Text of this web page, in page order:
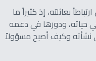
بعائلته، إذ كثيراً ما
حياته، ودورها في دعمه
نشأته وكيف أصبح مسؤولاً